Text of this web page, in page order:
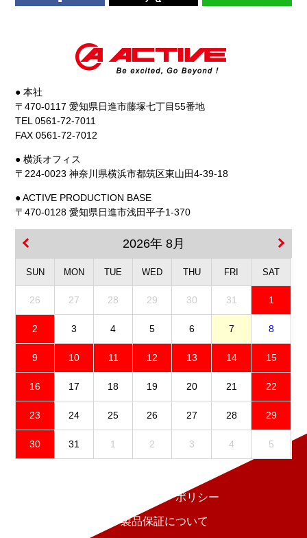
● 本社
〒470-0117 愛知県日進市藤塚七丁目55番地
TEL 0561-72-7011
FAX 0561-72-7012
● 横浜オフィス
〒224-0023 神奈川県横浜市都筑区東山田4-39-18
● ACTIVE PRODUCTION BASE
〒470-0128 愛知県日進市浅田平子1-370
2026年 8月
SUN MON TUE WED THU FRI SAT
26 27 28 29 30 31 1
2 3 4 5 6 7 8
9 10 11 12 13 14 15
16 17 18 19 20 21 22
23 24 25 26 27 28 29
30 31 1 2 3 4 5
プライバシーポリシー
製品保証について